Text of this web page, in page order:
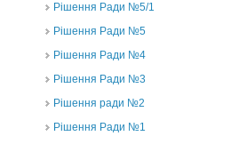
Рішення Ради №5/1
Рішення Ради №5
Рішення Ради №4
Рішення Ради №3
Рішення ради №2
Рішення Ради №1